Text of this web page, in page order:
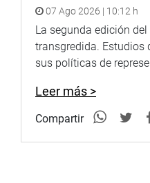
07 Ago 2026 | 10:12 h
La segunda edición
transgredida. Estudios
sus políticas de
Leer más >
Compartir